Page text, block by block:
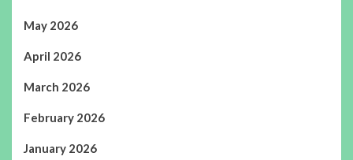
May 2026
April 2026
March 2026
February 2026
January 2026